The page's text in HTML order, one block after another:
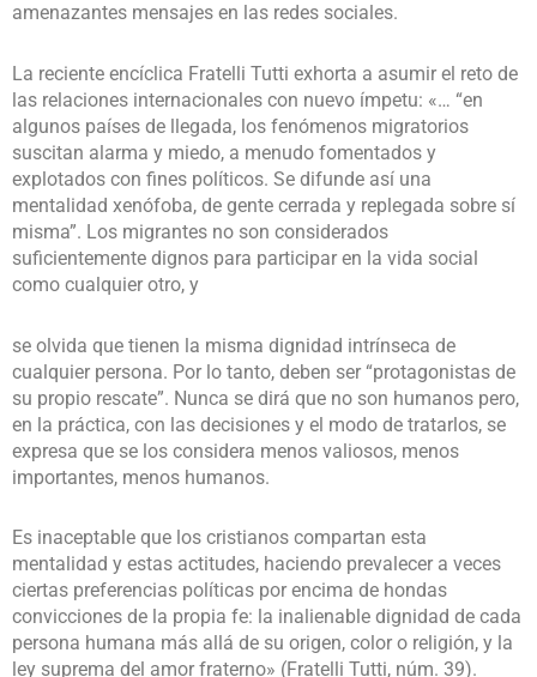
amenazantes mensajes en las redes sociales.
La reciente encíclica Fratelli Tutti exhorta a asumir el reto de
las relaciones internacionales con nuevo ímpetu: «… “en
algunos países de llegada, los fenómenos migratorios
suscitan alarma y miedo, a menudo fomentados y
explotados con fines políticos. Se difunde así una
mentalidad xenófoba, de gente cerrada y replegada sobre sí
misma”. Los migrantes no son considerados
suficientemente dignos para participar en la vida social
como cualquier otro, y
se olvida que tienen la misma dignidad intrínseca de
cualquier persona. Por lo tanto, deben ser “protagonistas de
su propio rescate”. Nunca se dirá que no son humanos pero,
en la práctica, con las decisiones y el modo de tratarlos, se
expresa que se los considera menos valiosos, menos
importantes, menos humanos.
Es inaceptable que los cristianos compartan esta
mentalidad y estas actitudes, haciendo prevalecer a veces
ciertas preferencias políticas por encima de hondas
convicciones de la propia fe: la inalienable dignidad de cada
persona humana más allá de su origen, color o religión, y la
ley suprema del amor fraterno» (Fratelli Tutti, núm. 39).